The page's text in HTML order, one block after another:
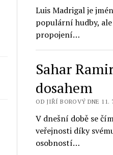
Luis Madrigal je
populární hudby,
propojení…
Sahar
dosahem
OD JIŘÍ BOROVÝ DNE 11.
V dnešní době se
veřejnosti díky
osobností…